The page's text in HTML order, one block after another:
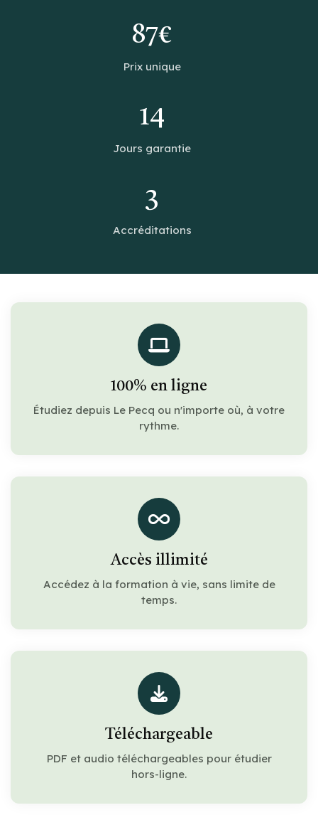
87€
Prix unique
14
Jours garantie
3
Accréditations
100% en ligne
Étudiez depuis Le Pecq ou n'importe où, à votre
rythme.
Accès illimité
Accédez à la formation à vie, sans limite de
temps.
Téléchargeable
PDF et audio téléchargeables pour étudier
hors-ligne.